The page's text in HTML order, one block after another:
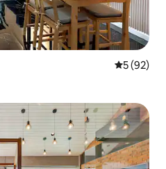
5 (92)